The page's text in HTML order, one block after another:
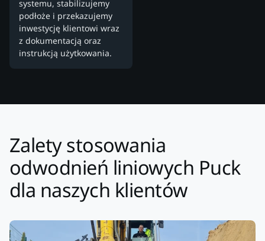
systemu, stabilizujemy
podłoże i przekazujemy
inwestycję klientowi wraz
z dokumentacją oraz
instrukcją użytkowania.
Zalety stosowania
odwodnień liniowych Puck
dla naszych klientów